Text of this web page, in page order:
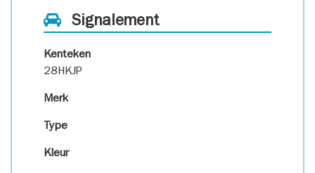
Signalement
Kenteken
28HKJP
Merk
Type
Kleur